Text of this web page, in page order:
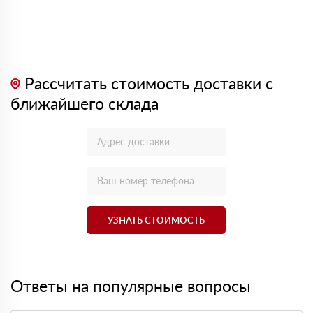
Рассчитать стоимость доставки с
ближайшего склада
УЗНАТЬ СТОИМОСТЬ
Ответы на популярные вопросы